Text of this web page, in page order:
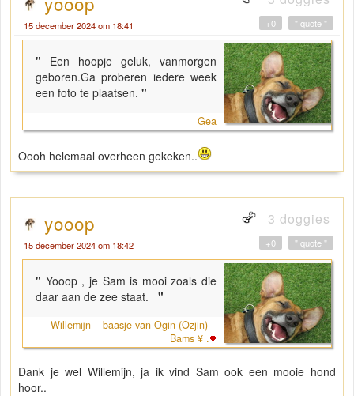
15 december 2024 om 18:41 " quote "
+0
" Een hoopje geluk, vanmorgen
geboren.Ga proberen iedere week
een foto te plaatsen. "
Gea
Oooh helemaal overheen gekeken..
yooop 3 doggies
15 december 2024 om 18:42 " quote "
+0
" Yooop , je Sam is mooi zoals die
daar aan de zee staat.
"
Willemijn _ baasje van Ogin (Ozjin) _
Bams ¥ .
Dank je wel Willemijn, ja ik vind Sam ook een mooie hond
hoor..